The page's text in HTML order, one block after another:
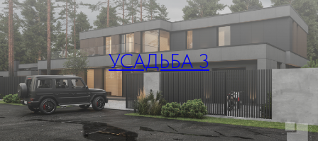
УСАДЬБА 3